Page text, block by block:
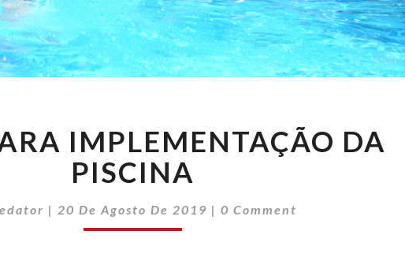
PARA
IMPLEMENTAÇÃO
DA
IMPLEMENTAÇÃO DA
PISCINA
| 20 De Agosto De 2019 |Comments
0 Comment